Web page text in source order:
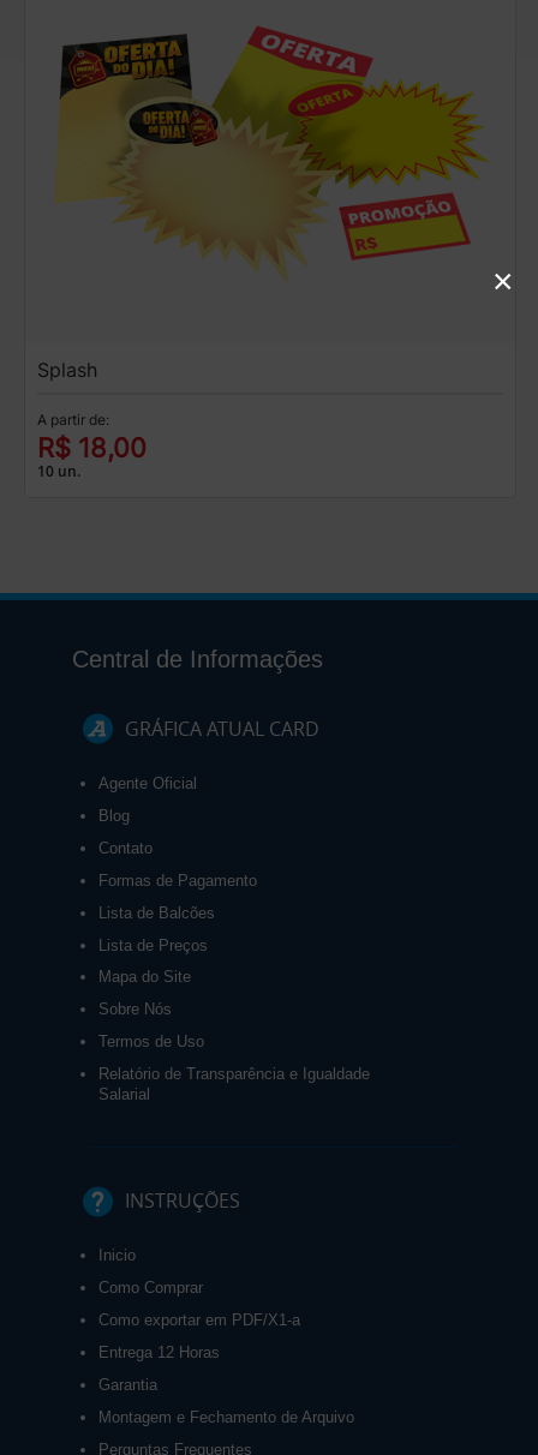
Splash
A partir de:
R$ 18,00
10 un.
Central de Informações
GRÁFICA ATUAL CARD
Agente Oficial
Blog
Contato
Formas de Pagamento
Lista de Balcões
Lista de Preços
Mapa do Site
Sobre Nós
Termos de Uso
Relatório de Transparência e Igualdade
Salarial
INSTRUÇÕES
Inicio
Como Comprar
Como exportar em PDF/X1-a
Entrega 12 Horas
Garantia
Montagem e Fechamento de Arquivo
Perguntas Frequentes
×